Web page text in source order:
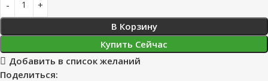
В Корзину
Купить Сейчас
Добавить в список желаний
Поделиться: